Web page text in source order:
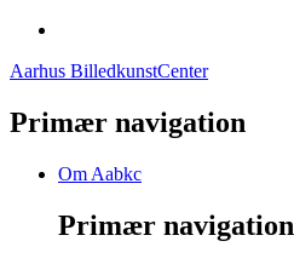
Aarhus BilledkunstCenter
Primær navigation
Om Aabkc
Primær navigation